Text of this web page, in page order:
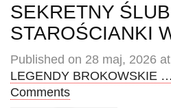
SEKRETNY
STAROŚCIANKI
Published on 28 maj, 2026
LEGENDY BROKOWSKIE
Comments